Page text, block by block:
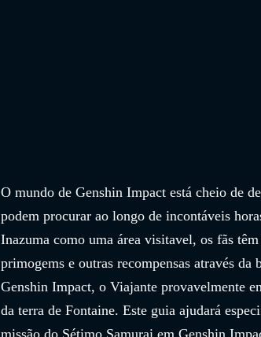
O mundo de Genshin Impact está cheio de
podem procurar ao longo de incontáveis
Inazuma como uma área visitavel, os fãs
primogems e outras recompensas através da
Genshin Impact, o Viajante provavelmente
da terra de Fontaine. Este guia ajudará
missão do Sétimo Samurai em Genshin